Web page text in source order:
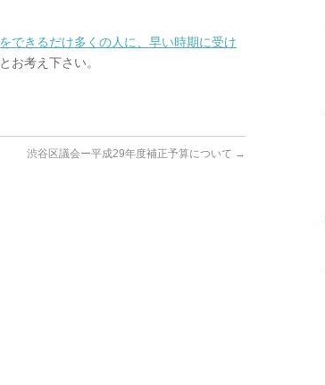
できるだけ多くの人に、早い時期に受け
お考え下さい。
渋谷区議会ー平成29年度補正予算について →